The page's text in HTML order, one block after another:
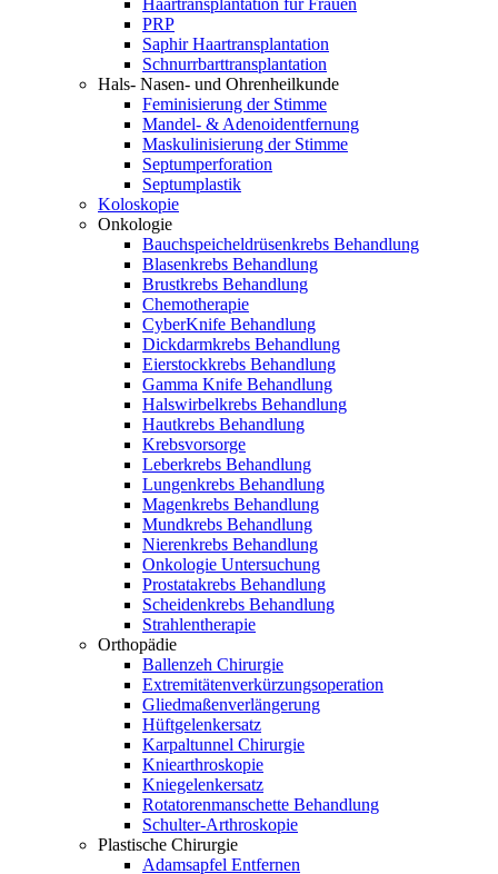
PRP
Saphir Haartransplantation
Schnurrbarttransplantation
Hals- Nasen- und Ohrenheilkunde
Feminisierung der Stimme
Mandel- & Adenoidentfernung
Maskulinisierung der Stimme
Septumperforation
Septumplastik
Koloskopie
Onkologie
Bauchspeicheldrüsenkrebs Behandlung
Blasenkrebs Behandlung
Brustkrebs Behandlung
Chemotherapie
CyberKnife Behandlung
Dickdarmkrebs Behandlung
Eierstockkrebs Behandlung
Gamma Knife Behandlung
Halswirbelkrebs Behandlung
Hautkrebs Behandlung
Krebsvorsorge
Leberkrebs Behandlung
Lungenkrebs Behandlung
Magenkrebs Behandlung
Mundkrebs Behandlung
Nierenkrebs Behandlung
Onkologie Untersuchung
Prostatakrebs Behandlung
Scheidenkrebs Behandlung
Strahlentherapie
Orthopädie
Ballenzeh Chirurgie
Extremitätenverkürzungsoperation
Gliedmaßenverlängerung
Hüftgelenkersatz
Karpaltunnel Chirurgie
Kniearthroskopie
Kniegelenkersatz
Rotatorenmanschette Behandlung
Schulter-Arthroskopie
Plastische Chirurgie
Adamsapfel Entfernen